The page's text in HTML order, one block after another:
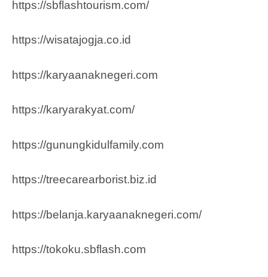
https://sbflashtourism.com/
https://wisatajogja.co.id
https://karyaanaknegeri.com
https://karyarakyat.com/
https://gunungkidulfamily.com
https://treecarearborist.biz.id
https://belanja.karyaanaknegeri.com/
https://tokoku.sbflash.com